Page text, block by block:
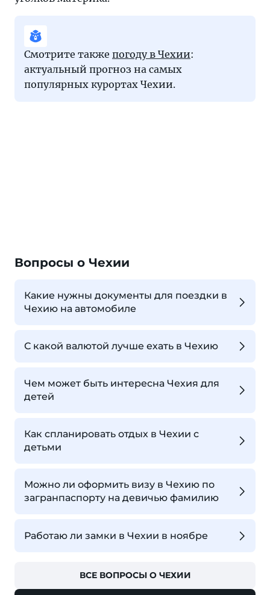
Смотрите также погоду в Чехии:
актуальный прогноз на самых
популярных курортах Чехии.
Вопросы о Чехии
Какие нужны документы для поездки в
Чехию на автомобиле
С какой валютой лучше ехать в Чехию
Чем может быть интересна Чехия для
детей
Как спланировать отдых в Чехии с
детьми
Можно ли оформить визу в Чехию по
загранпаспорту на девичью фамилию
Работаю ли замки в Чехии в ноябре
ВСЕ ВОПРОСЫ О ЧЕХИИ